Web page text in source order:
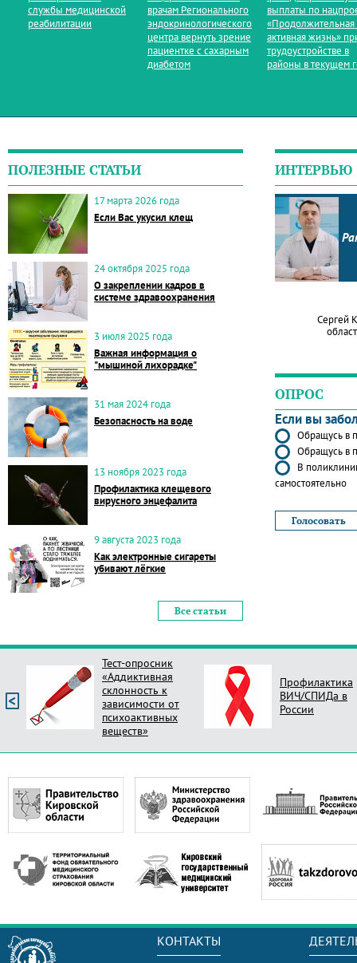
службы медицинской
реабилитации
врачам Регионального
эндокринологического
центра вернуть зрение
пациентке с сахарным
диабетом
выплаты по
«Продолжительная
активная жизнь»
трудоустройстве в
районы в текущем
ПОЛЕЗНЫЕ СТАТЬИ
17 марта 2026 года
Если Вас укусил клещ
24 октября 2025 года
О закреплении кадров в
системе здравоохранения
3 июля 2025 года
Важная информация о
"мышиной лихорадке"
31 мая 2024 года
Безопасность на воде
13 ноября 2023 года
Профилактика клещевого
вирусного энцефалита
9 августа 2023 года
Как электронные сигареты
убивают лёгкие
Все статьи
ИНТЕРВЬЮ
Сергей
ОПРОС
Если вы
Обращусь в
Обращусь в
В
самостоятельно
Тест-опросник
«Аддиктивная
склонность к
зависимости от
психоактивных
веществ»
Профилактика
ВИЧ/СПИДа в
России
КОНТАКТЫ